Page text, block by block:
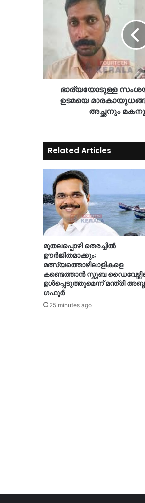
ഭാര്യയോടുള്ള
ഉടമയെ
അച്ഛനും മകനും
Related Articles
മുതലപ്പൊഴി തെരച്ചിൽ
ഊർജിതമാക്കും;
മത്സ്യത്തൊഴിലാളികളെ
കണ്ടെത്താൻ സ്കൂബ
ഉൾപ്പെടുത്തുമെന്ന് മന്ത്രി
ഗഫൂർ
25 minutes ago